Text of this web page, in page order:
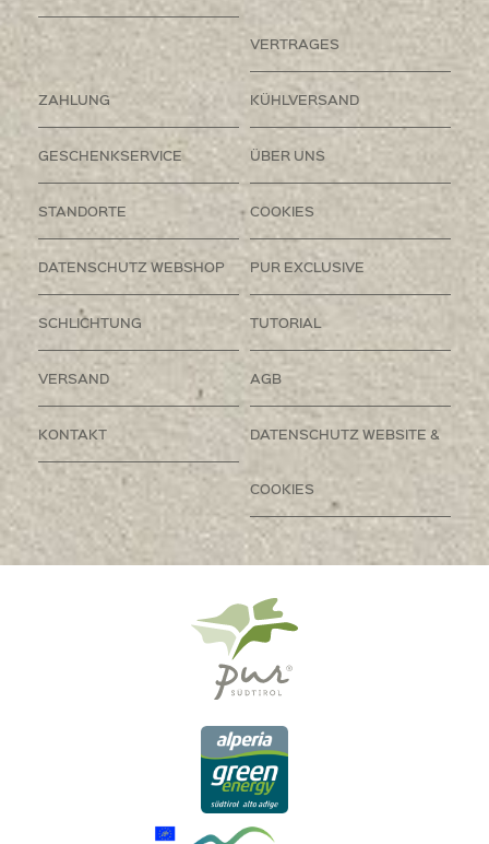
VERTRAGES
ZAHLUNG KÜHLVERSAND
GESCHENKSERVICE ÜBER UNS
STANDORTE COOKIES
DATENSCHUTZ WEBSHOP PUR EXCLUSIVE
SCHLICHTUNG TUTORIAL
VERSAND AGB
KONTAKT DATENSCHUTZ WEBSITE &
COOKIES